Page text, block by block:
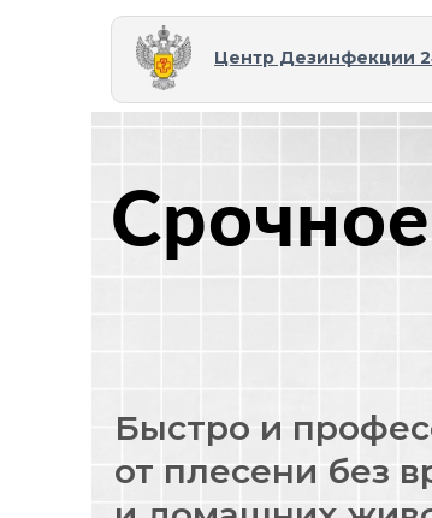
Центр Дезинфекции
Быстро и
от плесени без
Срочное